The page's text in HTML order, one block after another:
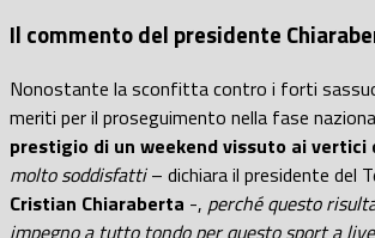
Il commento del presidente
Nonostante la sconfitta contro i forti
meriti per il proseguimento nella fase
prestigio di un weekend vissuto ai vertici
molto soddisfatti– dichiara il presidente del
Cristian Chiaraberta -, perché questo
impegno a tutto tondo per questo sport a